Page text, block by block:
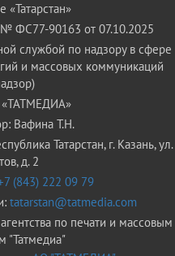
«Татарстан»
ФС77-90163 от 07.10.2025
службой по надзору в сфере
и массовых коммуникаций
«ТАТМЕДИА»
Вафина Т.Н.
Татарстан, г. Казань, ул.
д. 2
(843) 222 09 79
tatarstan@tatmedia.com
по печати и массовым
"Татмедиа"